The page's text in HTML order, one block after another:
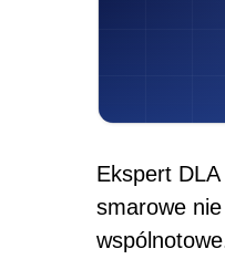
Ekspert
smarowe